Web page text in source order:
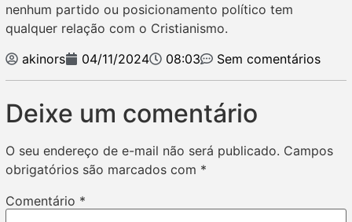
nenhum partido ou posicionamento político tem
qualquer relação com o Cristianismo.
akinors
04/11/2024 08:03 Sem comentários
Deixe um comentário
O seu endereço de e-mail não será publicado. Campos
obrigatórios são marcados com *
Comentário *